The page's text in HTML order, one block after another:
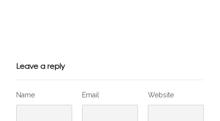
Leave a reply
Name Email Website